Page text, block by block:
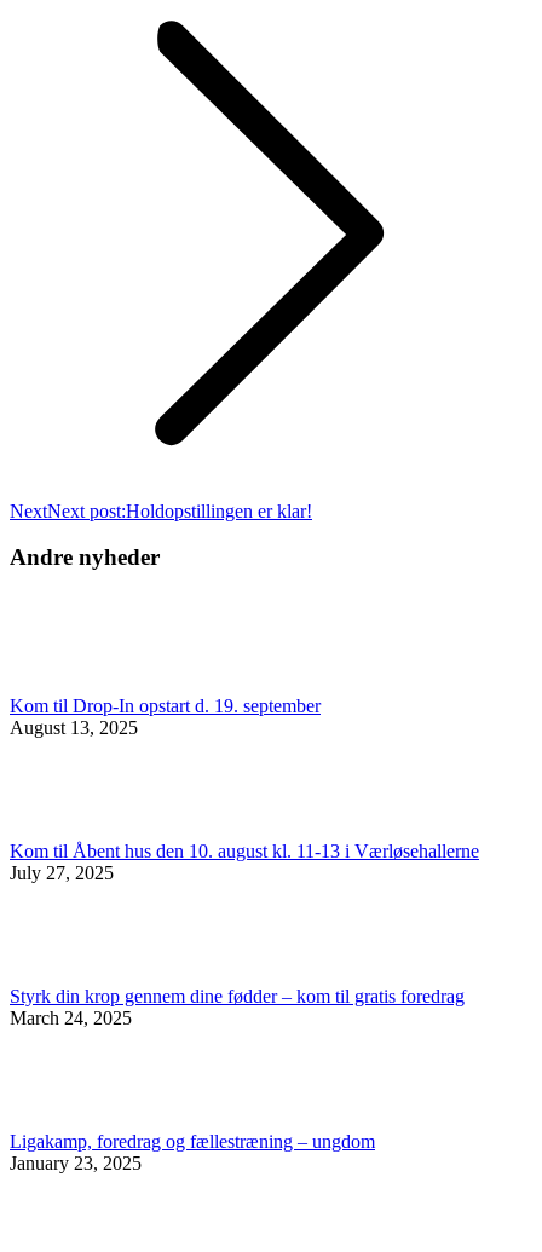
NextNext post:Holdopstillingen er klar!
Andre nyheder
Kom til Drop-In opstart d. 19. september
August 13, 2025
Kom til Åbent hus den 10. august kl. 11-13 i Værløsehallerne
July 27, 2025
Styrk din krop gennem dine fødder – kom til gratis foredrag
March 24, 2025
Ligakamp, foredrag og fællestræning – ungdom
January 23, 2025